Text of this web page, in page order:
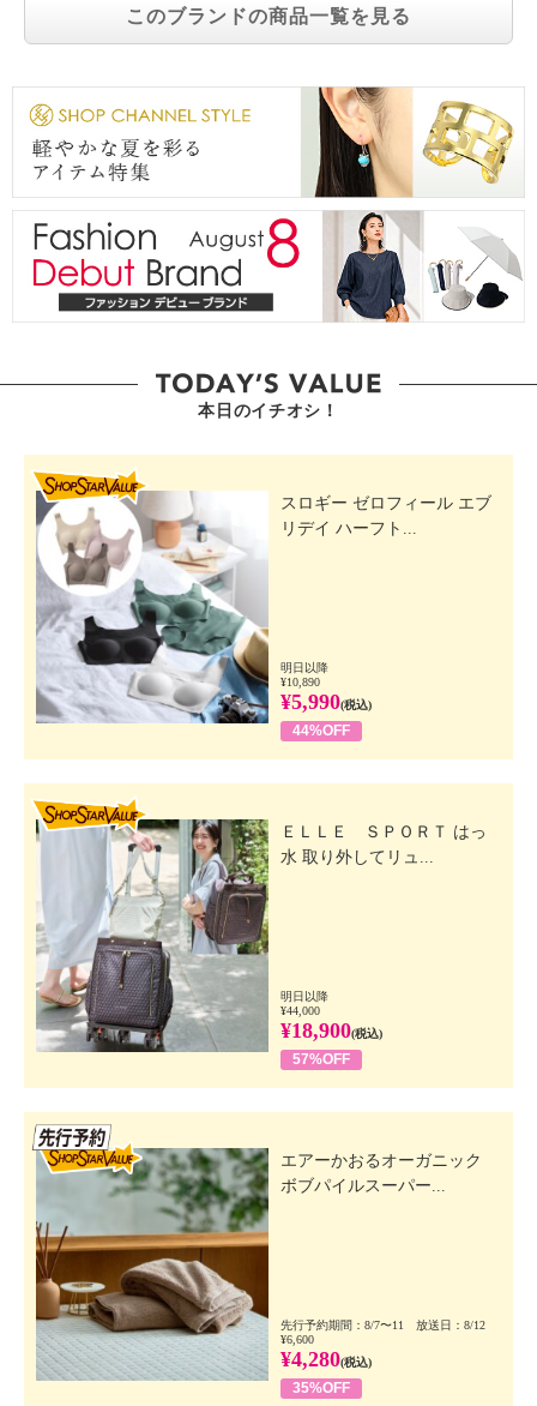
このブランドの商品一覧を見る
本日のイチオシ！
スロギー ゼロフィール エブ
リデイ ハーフト...
明日以降
¥10,890
¥5,990(税込)
44%OFF
ＥＬＬＥ ＳＰＯＲＴ はっ
水 取り外してリュ...
明日以降
¥44,000
¥18,900(税込)
57%OFF
エアーかおるオーガニック
ボブパイルスーパー...
先行予約期間：8/7〜11 放送日：8/12
¥6,600
¥4,280(税込)
35%OFF